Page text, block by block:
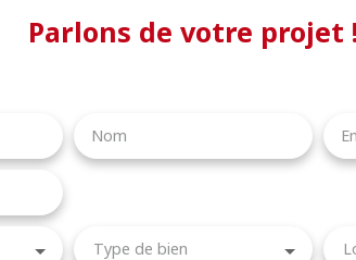
Parlons de votre projet !
Nom
Type de bien